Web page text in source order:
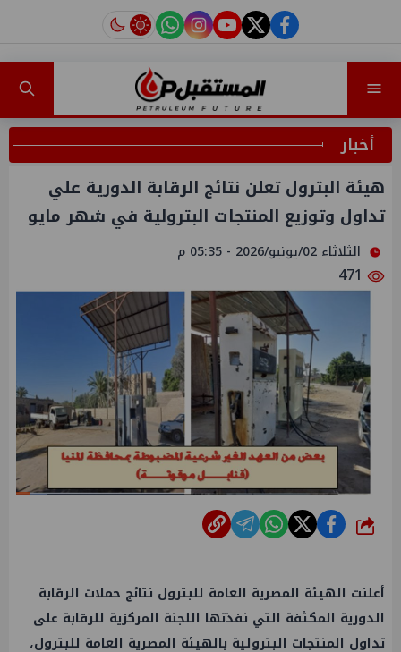
facebook
twitter
youtube
instagram
tiktok
أخبار
هيئة البترول تعلن نتائج الرقابة الدورية علي
تداول وتوزيع المنتجات البترولية في شهر مايو
الثلاثاء 02/يونيو/2026 - 05:35 م
شارك
أعلنت الهيئة المصرية العامة للبترول نتائج حملات الرقابة
الدورية المكثفة التي نفذتها اللجنة المركزية للرقابة على
تداول المنتجات البترولية بالهيئة المصرية العامة للبترول،